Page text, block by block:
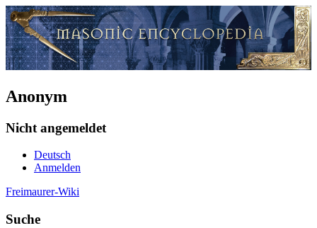
Anonym
Nicht angemeldet
Deutsch
Anmelden
Freimaurer-Wiki
Suche